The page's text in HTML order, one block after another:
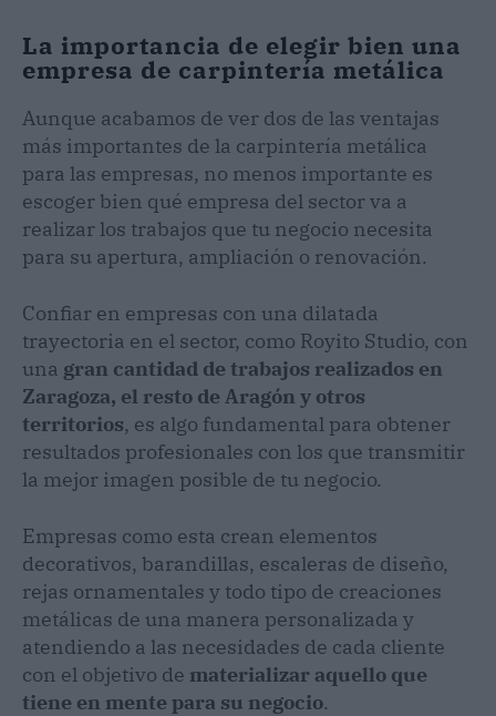
La importancia de elegir bien una
empresa de carpintería metálica
Aunque acabamos de ver dos de las ventajas
más importantes de la carpintería metálica
para las empresas, no menos importante es
escoger bien qué empresa del sector va a
realizar los trabajos que tu negocio necesita
para su apertura, ampliación o renovación.
Confiar en empresas con una dilatada
trayectoria en el sector, como Royito Studio, con
una gran cantidad de trabajos realizados en
Zaragoza, el resto de Aragón y otros
territorios, es algo fundamental para obtener
resultados profesionales con los que transmitir
la mejor imagen posible de tu negocio.
Empresas como esta crean elementos
decorativos, barandillas, escaleras de diseño,
rejas ornamentales y todo tipo de creaciones
metálicas de una manera personalizada y
atendiendo a las necesidades de cada cliente
con el objetivo de materializar aquello que
tiene en mente para su negocio.